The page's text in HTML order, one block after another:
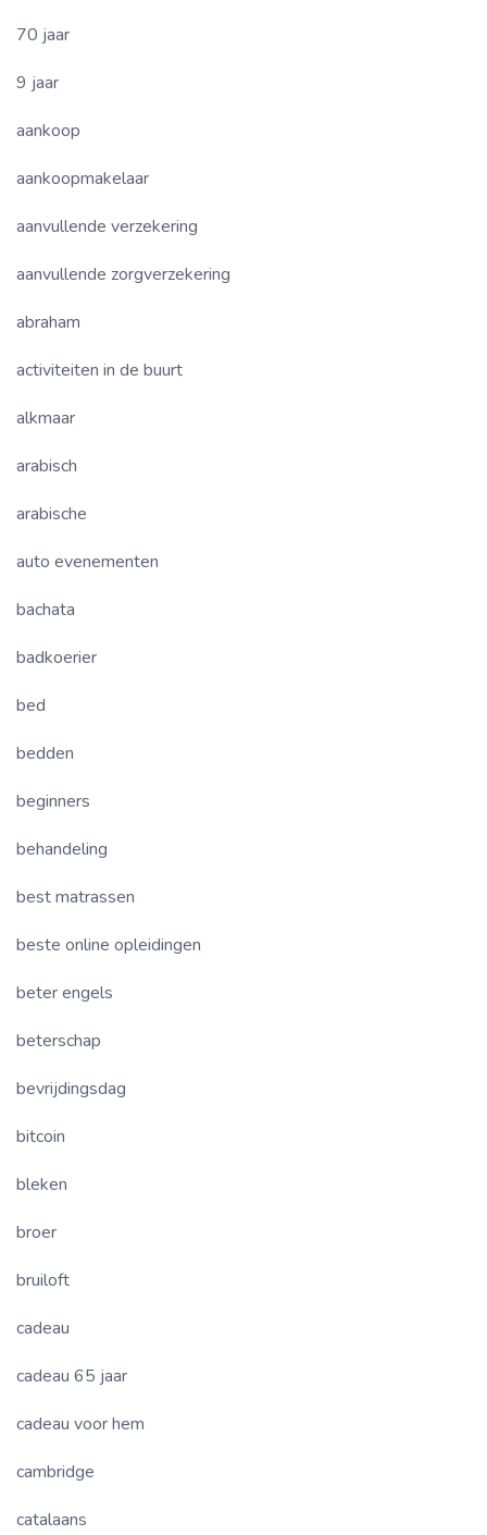
70 jaar
9 jaar
aankoop
aankoopmakelaar
aanvullende verzekering
aanvullende zorgverzekering
abraham
activiteiten in de buurt
alkmaar
arabisch
arabische
auto evenementen
bachata
badkoerier
bed
bedden
beginners
behandeling
best matrassen
beste online opleidingen
beter engels
beterschap
bevrijdingsdag
bitcoin
bleken
broer
bruiloft
cadeau
cadeau 65 jaar
cadeau voor hem
cambridge
catalaans